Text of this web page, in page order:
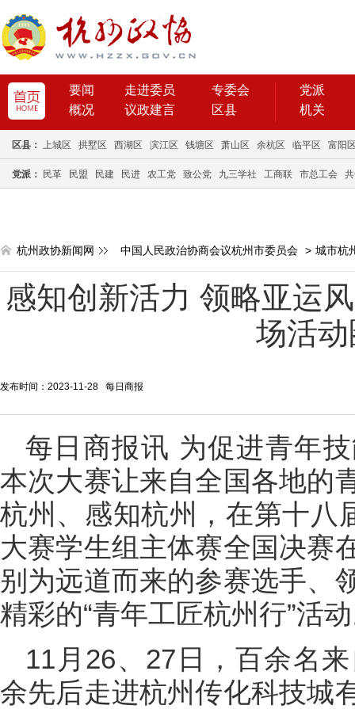
要闻 走进委员
专委会
概况
议政建言 区县
党派
机关
区县： 上城区 拱墅区 西湖区 滨江区 钱塘区 萧山区 余杭区 临平区 富阳
党派： 民革 民盟 民建 民进 农工党 致公党 九三学社 工商联 市总工会
杭州政协新闻网 中国人民政治协商会议杭州市委员会 > 城市杭
感知创新活力 领略亚运
场活
发布时间：2023-11-28 每日商报
每日商报讯 为促进青年
本次大赛让来自全国各地的
杭州、感知杭州，在第十八
大赛学生组主体赛全国决赛
别为远道而来的参赛选手、
精彩的“青年工匠杭州行”活
11月26、27日，百余名
余先后走进杭州传化科技城